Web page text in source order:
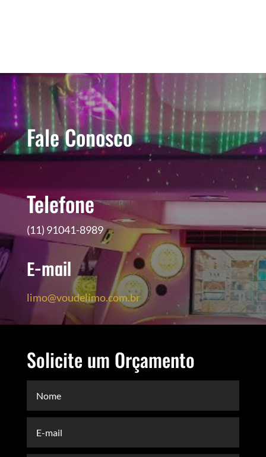
Fale Conosco
Telefone
(11) 91041-8989
E-mail
limo@voudelimo.com.br
Solicite um Orçamento